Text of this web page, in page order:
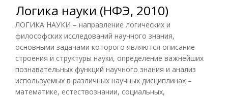
Логика науки (НФЭ, 2010)
ЛОГИКА НАУКИ – направление логических и
философских исследований научного знания,
основными задачами которого являются описание
строения и структуры науки, определение важнейших
познавательных функций научного знания и анализ
используемых в различных научных дисциплинах –
математике, естествознании, социальных,